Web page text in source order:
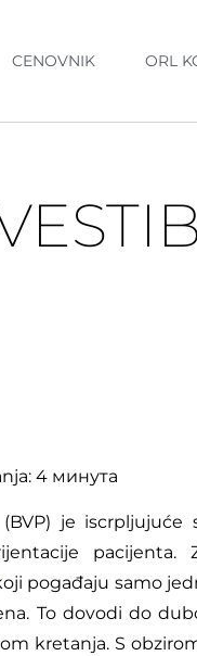
CENOVNIK ORL
4минута
je
pacijenta.
pogađaju samo
To dovodi do
kretanja. S